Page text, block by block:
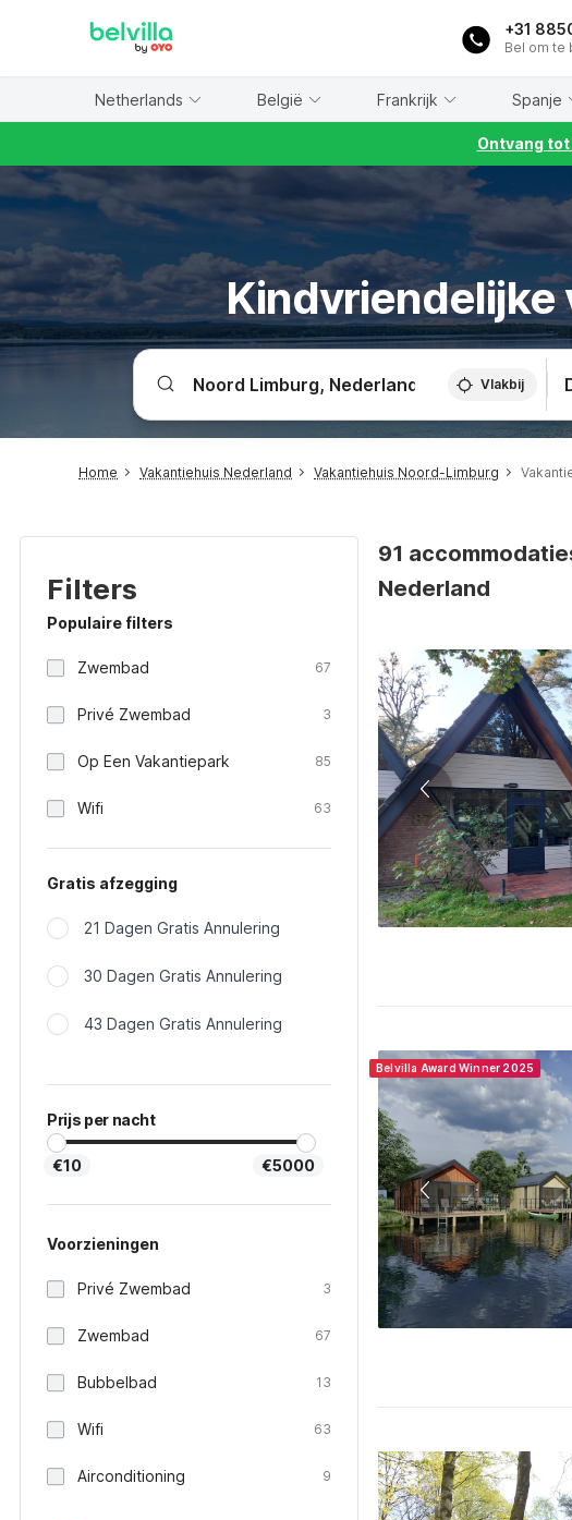
+31
Bel om te
Netherlands België Frankrijk Spanje
Ontvang tot
Kindvriendelijke
Vlakbij
Home Vakantiehuis Nederland Vakantiehuis Noord-Limburg
Filters
Populaire filters
Zwembad 67
Privé Zwembad 3
Op Een Vakantiepark 85
Wifi 63
Gratis afzegging
21 Dagen Gratis Annulering
30 Dagen Gratis Annulering
43 Dagen Gratis Annulering
Prijs per nacht
€10 €5000
Voorzieningen
Privé Zwembad 3
Zwembad 67
Bubbelbad 13
Wifi 63
Airconditioning 9
91
Nederland
Belvilla Award Winner 2025